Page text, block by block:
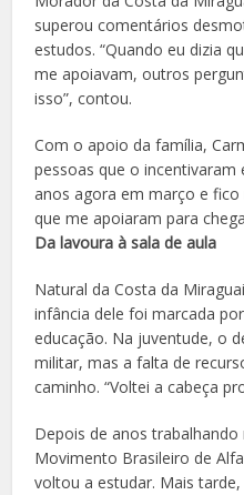
superou comentários
estudos. “Quando eu dizia
me apoiavam, outros
isso”, contou.
Com o apoio da família,
pessoas que o incentivaram
anos agora em março e
que me apoiaram para
Da lavoura à sala de aula
Natural da Costa da
infância dele foi marcada
educação. Na juventude, o
militar, mas a falta de
caminho. “Voltei a cabeça
Depois de anos
Movimento Brasileiro de
voltou a estudar. Mais